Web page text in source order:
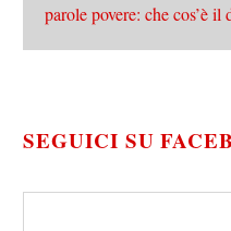
parole povere: che cos’è il
SEGUICI SU